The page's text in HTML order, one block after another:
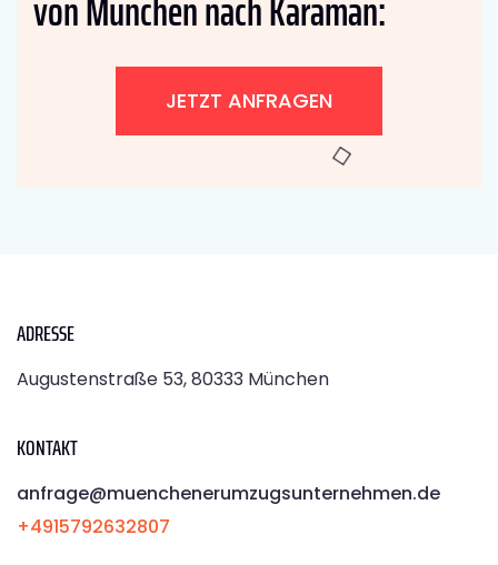
JETZT ANFRAGEN
ADRESSE
Augustenstraße 53, 80333 München
KONTAKT
anfrage@muenchenerumzugsunternehmen.de
+4915792632807